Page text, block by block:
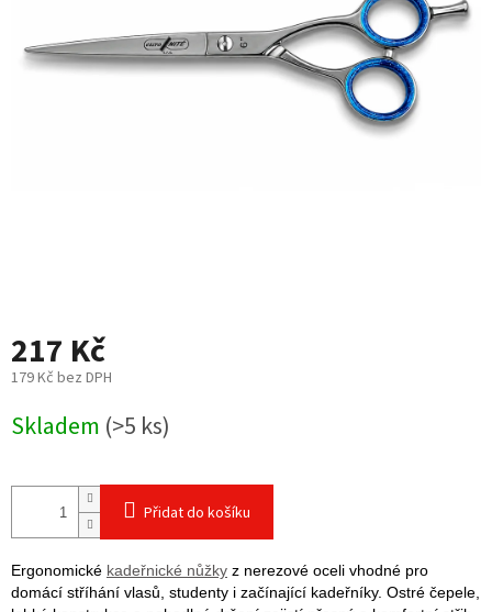
217 Kč
179 Kč bez DPH
cena:
Skladem (>5 ks)
Přidat do košíku
Ergonomické kadeřnické nůžky z nerezové oceli vhodné pro
domácí stříhání vlasů, studenty i začínající kadeřníky. Ostré čepele,